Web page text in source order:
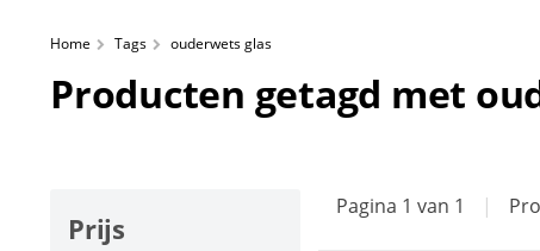
Home Tags ouderwets glas
Producten getagd met
Prijs
Pagina 1 van 1 |